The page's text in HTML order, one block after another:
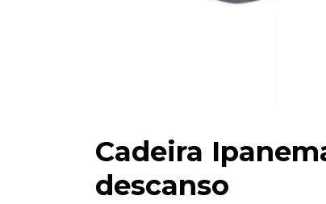
Cadeira
descanso